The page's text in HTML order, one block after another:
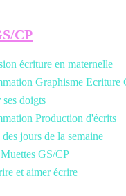
CP
écriture en maternelle
Graphisme Ecriture
doigts
Production d'écrits
jours de la semaine
GS/CP
et aimer écrire